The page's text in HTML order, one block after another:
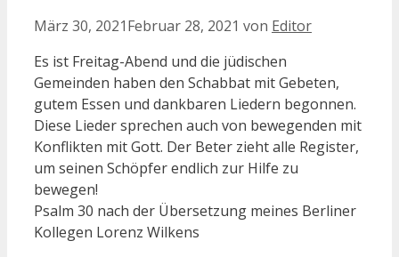
März 30, 2021Februar 28, 2021 von Editor
Es ist Freitag-Abend und die jüdischen
Gemeinden haben den Schabbat mit Gebeten,
gutem Essen und dankbaren Liedern begonnen.
Diese Lieder sprechen auch von bewegenden mit
Konflikten mit Gott. Der Beter zieht alle Register,
um seinen Schöpfer endlich zur Hilfe zu
bewegen!
Psalm 30 nach der Übersetzung meines Berliner
Kollegen Lorenz Wilkens